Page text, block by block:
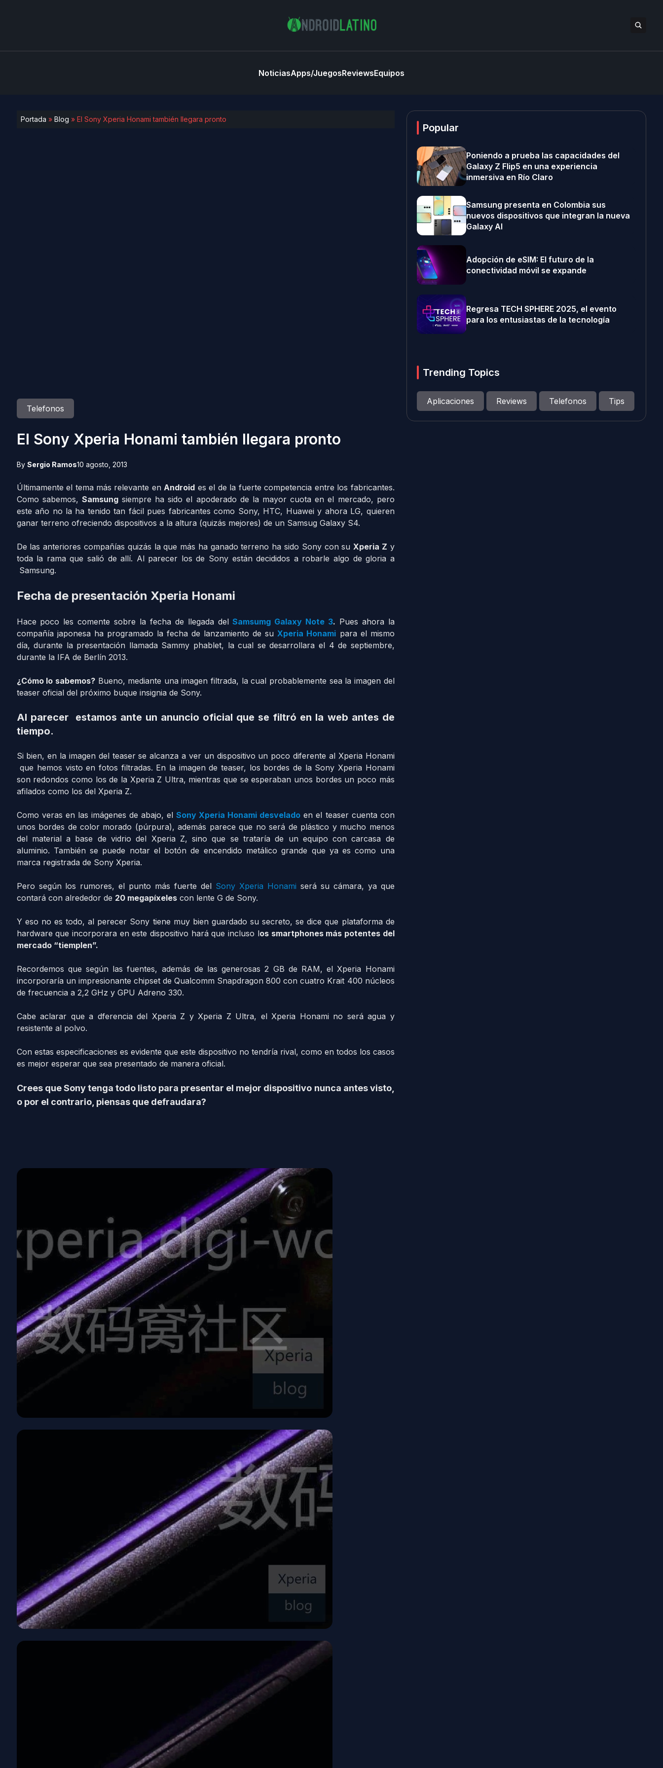
NoticiasApps/JuegosReviewsEquipos
Portada » Blog » El Sony Xperia Honami también llegara pronto
Telefonos
El Sony Xperia Honami también llegara pronto
By Sergio Ramos10 agosto, 2013
Últimamente el tema más relevante enAndroid es el de la fuerte competencia entre los fabricantes.
Como sabemos, Samsungsiempre ha sido el apoderado de la mayor cuota en el mercado, pero
este año no la ha tenido tan fácil pues fabricantes como Sony, HTC, Huawei y ahora LG, quieren
ganar terreno ofreciendo dispositivos a la altura (quizás mejores) de un Samsug Galaxy S4.
De las anteriores compañías quizás la que más ha ganado terreno ha sido Sony con suXperia Z y
toda la rama que salió de allí. Al parecer los de Sony están decididos a robarle algo de gloria a
Samsung.
Fecha de presentación Xperia Honami
Hace poco les comente sobre la fecha de llegada delSamsumg Galaxy Note 3. Pues ahora la
compañía japonesa ha programado la fecha de lanzamiento de suXperia Honami para el mismo
día, durante la presentación llamada Sammy phablet, la cual se desarrollara el 4 de septiembre,
durante la IFA de Berlín 2013.
¿Cómo lo sabemos?Bueno, mediante una imagen filtrada, la cual probablemente sea la imagen del
teaser oficial del próximo buque insignia de Sony.
Al parecer estamos ante un anuncio oficial que se filtró en la web antes de
tiempo.
Si bien, en la imagen del teaser se alcanza a ver un dispositivo un poco diferente al Xperia Honami
que hemos visto en fotos filtradas. En la imagen de teaser, los bordes de la Sony Xperia Honami
son redondos como los de la Xperia Z Ultra, mientras que se esperaban unos bordes un poco más
afilados como los del Xperia Z.
Como veras en las imágenes de abajo, elSony Xperia Honami desvelado en el teaser cuenta con
unos bordes de color morado (púrpura), además parece que no será de plástico y mucho menos
del material a base de vidrio del Xperia Z, sino que se trataría de un equipo con carcasa de
aluminio. También se puede notar el botón de encendido metálico grande que ya es como una
marca registrada de Sony Xperia.
Pero según los rumores, el punto más fuerte del Sony Xperia Honami será su cámara, ya que
contará con alrededor de 20 megapíxelescon lente G de Sony.
Y eso no es todo, al perecer Sony tiene muy bien guardado su secreto, se dice que plataforma de
hardware que incorporara en este dispositivo hará que incluso los smartphones más potentes del
mercado “tiemplen”.
Recordemos que según las fuentes, además de las generosas 2 GB de RAM, el Xperia Honami
incorporaría un impresionante chipset de Qualcomm Snapdragon 800 con cuatro Krait 400 núcleos
de frecuencia a 2,2 GHz y GPU Adreno 330.
Cabe aclarar que a dferencia del Xperia Z y Xperia Z Ultra, el Xperia Honami no será agua y
resistente al polvo.
Con estas especificaciones es evidente que este dispositivo no tendría rival, como en todos los casos
es mejor esperar que sea presentado de manera oficial.
Crees que Sony tenga todo listo para presentar el mejor dispositivo nunca antes visto,
o por el contrario, piensas que defraudara?
Popular
Poniendo a prueba las capacidades del
Galaxy Z Flip5 en una experiencia
inmersiva en Río Claro
Samsung presenta en Colombia sus
nuevos dispositivos que integran la nueva
Galaxy AI
Adopción de eSIM: El futuro de la
conectividad móvil se expande
Regresa TECH SPHERE 2025, el evento
para los entusiastas de la tecnología
Trending Topics
Aplicaciones Reviews Telefonos Tips